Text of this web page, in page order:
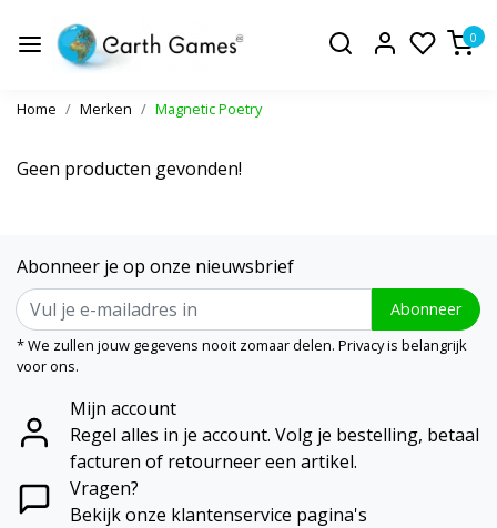
0
Home Merken Magnetic Poetry
Geen producten gevonden!
Abonneer je op onze nieuwsbrief
Abonneer
* We zullen jouw gegevens nooit zomaar delen. Privacy is belangrijk
voor ons.
Mijn account
Regel alles in je account. Volg je bestelling, betaal
facturen of retourneer een artikel.
Vragen?
Bekijk onze klantenservice pagina's